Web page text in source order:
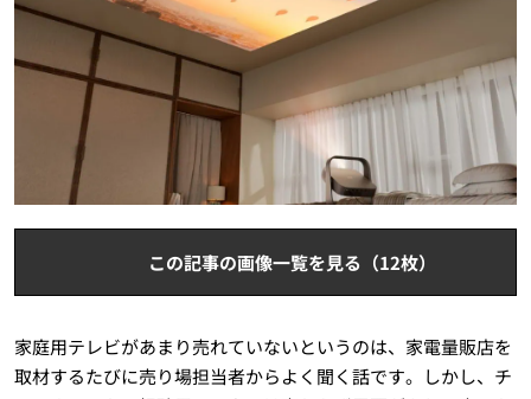
この記事の画像一覧を見る（12枚）
家庭用テレビがあまり売れていないというのは、家電量販店を
取材するたびに売り場担当者からよく聞く話です。しかし、チ